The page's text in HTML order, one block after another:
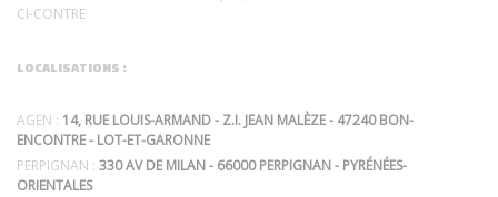
CI-CONTRE
LOCALISATIONS :
AGEN : 14, RUE LOUIS-ARMAND - Z.I. JEAN MALÈZE - 47240 BON-
ENCONTRE - LOT-ET-GARONNE
PERPIGNAN : 330 AV DE MILAN - 66000 PERPIGNAN - PYRÉNÉES-
ORIENTALES